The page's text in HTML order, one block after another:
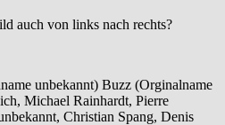
auch von links nach rechts?
unbekannt) Buzz (Orginalname
Michael Rainhardt, Pierre
Christian Spang, Denis